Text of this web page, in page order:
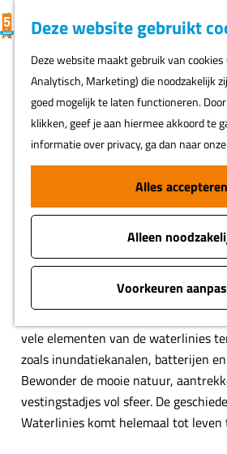
Deze website gebruikt
Deze website maakt gebruik van
Analytisch, Marketing) die noodzakelijk
goed mogelijk te laten functioneren.
klikken, geef je aan hiermee akkoord te
informatie over privacy, ga dan naar onze
Alles accepteren
Alleen
Voorkeuren
F
v
o
r
i
e
t
e
n
K
a
r
t
Z
e
k
e
n
LF Waterlinieroute
(410 km) Edam
Voeg toe als favorietVoeg toe
De route en alle andere benodigde
LF Waterlinieroute.
Met de LF Waterlinieroute verken je
van de Hollandse Waterlinies én de
vele elementen van de waterlinies
zoals inundatiekanalen, batterijen
Bewonder de mooie natuur,
vestingstadjes vol sfeer. De
Waterlinies komt helemaal tot leven